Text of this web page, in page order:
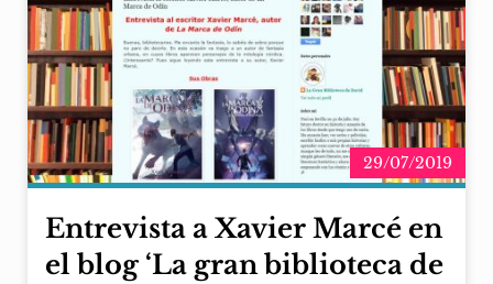
29/07/2019
Entrevista a Xavier Marcé en
el blog ‘La gran biblioteca de